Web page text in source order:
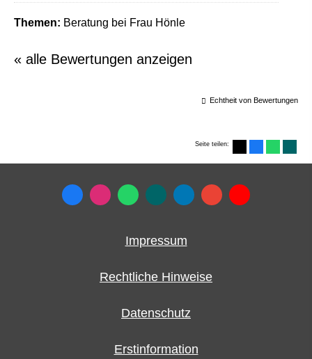
Themen: Beratung bei Frau Hönle
« alle Bewertungen anzeigen
Echtheit von Bewertungen
Seite teilen:
Impressum
Rechtliche Hinweise
Datenschutz
Erstinformation